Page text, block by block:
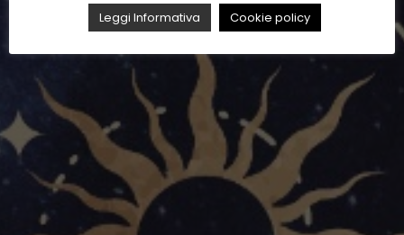
Leggi Informativa Cookie policy